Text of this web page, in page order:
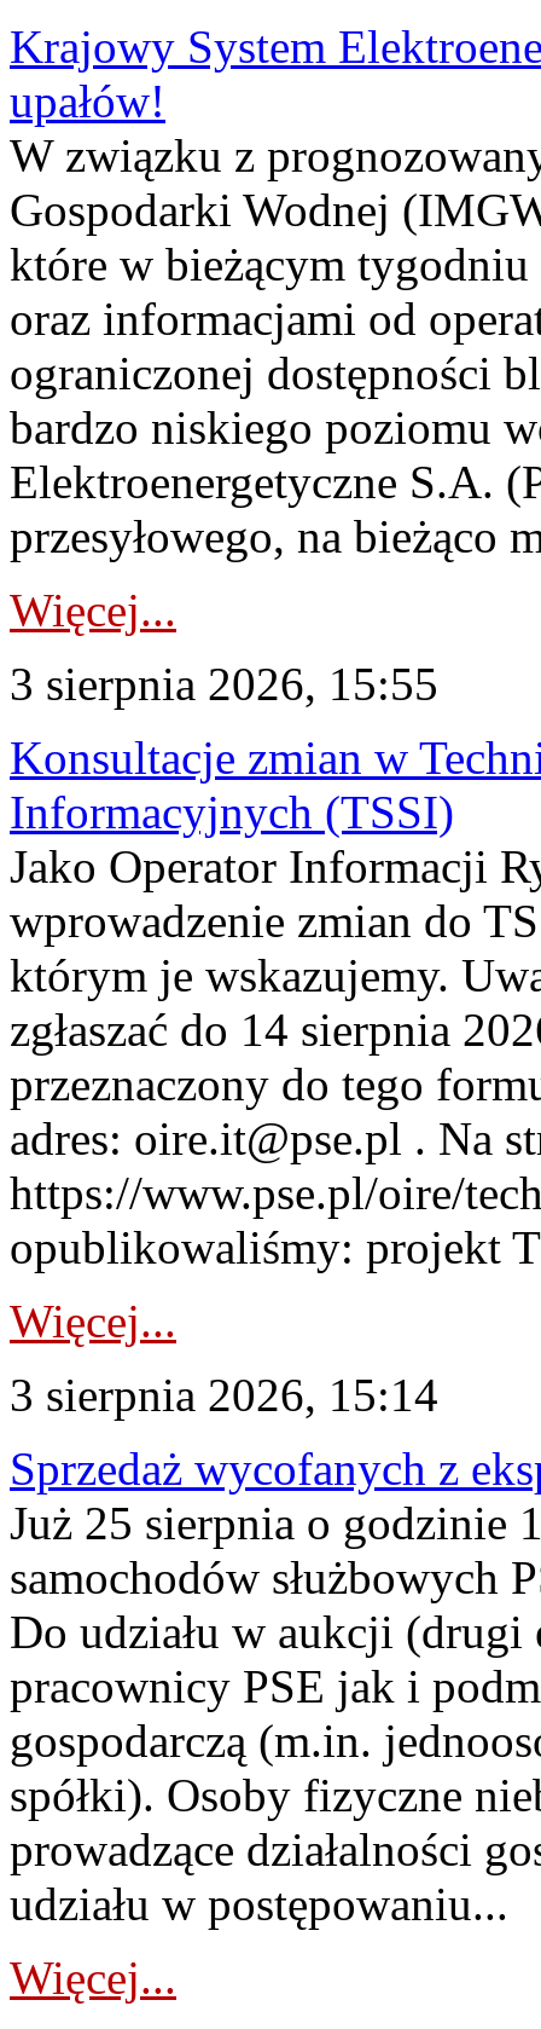
Krajowy System
upałów!
W związku z
Gospodarki Wodnej
które w bieżącym tygodniu
oraz informacjami od
ograniczonej dostępności
bardzo niskiego poziomu
Elektroenergetyczne S.A.
przesyłowego, na bieżąco
Więcej...
3 sierpnia 2026, 15:55
Konsultacje zmian w
Informacyjnych (TSSI)
Jako Operator Informacji
wprowadzenie zmian do
którym je wskazujemy.
zgłaszać do 14 sierpnia
przeznaczony do tego
adres: oire.it@pse.pl . Na
https://www.pse.pl/oire/
opublikowaliśmy: projekt
Więcej...
3 sierpnia 2026, 15:14
Sprzedaż wycofanych z
Już 25 sierpnia o godzinie
samochodów służbowych
Do udziału w aukcji (drugi
pracownicy PSE jak i
gospodarczą (m.in.
spółki). Osoby fizyczne
prowadzące działalności
udziału w postępowaniu...
Więcej...